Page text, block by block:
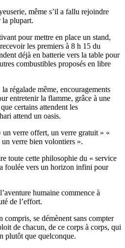
même s’il a fallu rejoindre
la plupart.
pour mettre en place un stand,
les premiers à 8 h 15 du
déjà en batterie vers la table pour
combustibles proposés en libre
régalade même, encouragements
entretenir la flamme, grâce à une
certains attendent les
attend un oasis.
un verre offert, un verre gratuit » «
verre bien volontiers ».
toute cette philosophie du « service
foulée vers un horizon infini pour
humaine commence à
de l’effort.
compris, se démènent sans compter
de chacun, de ce corps à corps, qui
plutôt que quelconque.